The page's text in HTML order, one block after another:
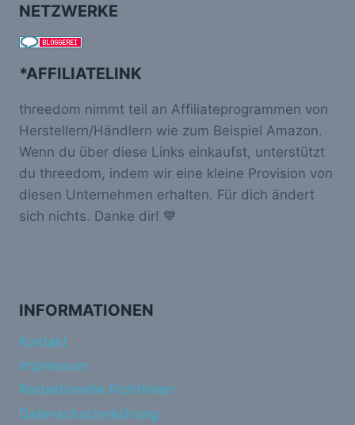
NETZWERKE
*AFFILIATELINK
threedom nimmt teil an Affiliateprogrammen von
Herstellern/Händlern wie zum Beispiel Amazon.
Wenn du über diese Links einkaufst, unterstützt
du threedom, indem wir eine kleine Provision von
diesen Unternehmen erhalten. Für dich ändert
sich nichts. Danke dir! 💙
INFORMATIONEN
Kontakt
Impressum
Redaktionelle Richtlinien
Datenschutzerklärung